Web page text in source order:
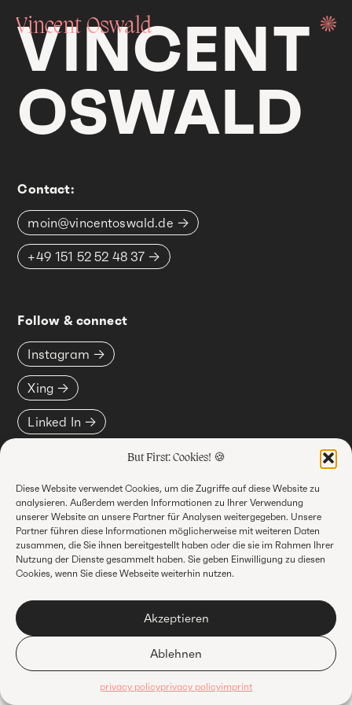
But First: Cookies! 🍪
Diese Website verwendet Cookies, um die Zugriffe auf diese Website zu
analysieren. Außerdem werden Informationen zu Ihrer Verwendung
unserer Website an unsere Partner für Analysen weitergegeben. Unsere
Partner führen diese Informationen möglicherweise mit weiteren Daten
zusammen, die Sie ihnen bereitgestellt haben oder die sie im Rahmen Ihrer
Nutzung der Dienste gesammelt haben. Sie geben Einwilligung zu diesen
Cookies, wenn Sie diese Webseite weiterhin nutzen.
Akzeptieren
Ablehnen
privacy policyprivacy policyimprint
about
Vincent Oswald
VINCENT
OSWALD
Contact:
moin@vincentoswald.de
+49 151 52 52 48 37
Follow & connect
Instagram
Xing
Linked In
© Vincent Oswald 2023
Privacy policy Imprint